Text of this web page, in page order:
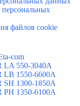
персональных
файлов cookie
com
LA 550-3040A
LB 1550-6600A
1300-1850A
1350-6100A